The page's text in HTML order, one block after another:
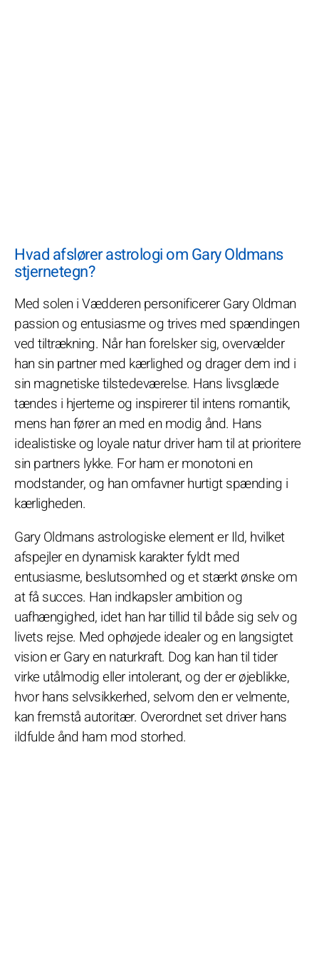
Hvad afslører astrologi om Gary Oldmans
stjernetegn?
Med solen i Vædderen personificerer Gary Oldman
passion og entusiasme og trives med spændingen
ved tiltrækning. Når han forelsker sig, overvælder
han sin partner med kærlighed og drager dem ind i
sin magnetiske tilstedeværelse. Hans livsglæde
tændes i hjerterne og inspirerer til intens romantik,
mens han fører an med en modig ånd. Hans
idealistiske og loyale natur driver ham til at prioritere
sin partners lykke. For ham er monotoni en
modstander, og han omfavner hurtigt spænding i
kærligheden.
Gary Oldmans astrologiske element er Ild, hvilket
afspejler en dynamisk karakter fyldt med
entusiasme, beslutsomhed og et stærkt ønske om
at få succes. Han indkapsler ambition og
uafhængighed, idet han har tillid til både sig selv og
livets rejse. Med ophøjede idealer og en langsigtet
vision er Gary en naturkraft. Dog kan han til tider
virke utålmodig eller intolerant, og der er øjeblikke,
hvor hans selvsikkerhed, selvom den er velmente,
kan fremstå autoritær. Overordnet set driver hans
ildfulde ånd ham mod storhed.